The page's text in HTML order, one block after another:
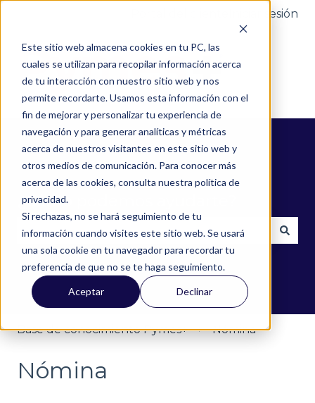
Este sitio web almacena cookies en tu PC, las
cuales se utilizan para recopilar información acerca
de tu interacción con nuestro sitio web y nos
permite recordarte. Usamos esta información con el
fin de mejorar y personalizar tu experiencia de
navegación y para generar analíticas y métricas
acerca de nuestros visitantes en este sitio web y
otros medios de comunicación. Para conocer más
acerca de las cookies, consulta nuestra política de
privacidad.
Si rechazas, no se hará seguimiento de tu
información cuando visites este sitio web. Se usará
una sola cookie en tu navegador para recordar tu
preferencia de que no se te haga seguimiento.
Aceptar Declinar
Iniciar sesión
¿Cómo podemos ayudarte?
No hay sugerencias porque el campo de
Base de conocimiento Pymes+ Nómina
Nómina